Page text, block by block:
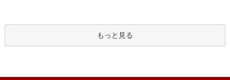
もっと見る